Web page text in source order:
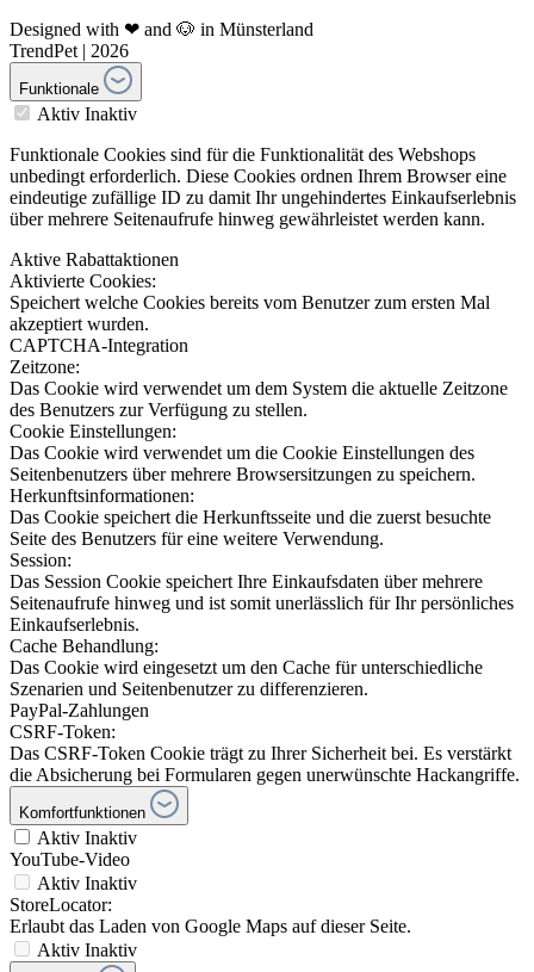
Designed with ❤ and 🐶 in Münsterland
TrendPet | 2026
Funktionale
Aktiv Inaktiv
Funktionale Cookies sind für die Funktionalität des Webshops
unbedingt erforderlich. Diese Cookies ordnen Ihrem Browser eine
eindeutige zufällige ID zu damit Ihr ungehindertes Einkaufserlebnis
über mehrere Seitenaufrufe hinweg gewährleistet werden kann.
Aktive Rabattaktionen
Aktivierte Cookies:
Speichert welche Cookies bereits vom Benutzer zum ersten Mal
akzeptiert wurden.
CAPTCHA-Integration
Zeitzone:
Das Cookie wird verwendet um dem System die aktuelle Zeitzone
des Benutzers zur Verfügung zu stellen.
Cookie Einstellungen:
Das Cookie wird verwendet um die Cookie Einstellungen des
Seitenbenutzers über mehrere Browsersitzungen zu speichern.
Herkunftsinformationen:
Das Cookie speichert die Herkunftsseite und die zuerst besuchte
Seite des Benutzers für eine weitere Verwendung.
Session:
Das Session Cookie speichert Ihre Einkaufsdaten über mehrere
Seitenaufrufe hinweg und ist somit unerlässlich für Ihr persönliches
Einkaufserlebnis.
Cache Behandlung:
Das Cookie wird eingesetzt um den Cache für unterschiedliche
Szenarien und Seitenbenutzer zu differenzieren.
PayPal-Zahlungen
CSRF-Token:
Das CSRF-Token Cookie trägt zu Ihrer Sicherheit bei. Es verstärkt
die Absicherung bei Formularen gegen unerwünschte Hackangriffe.
Komfortfunktionen
Aktiv Inaktiv
YouTube-Video
Aktiv Inaktiv
StoreLocator:
Erlaubt das Laden von Google Maps auf dieser Seite.
Aktiv Inaktiv